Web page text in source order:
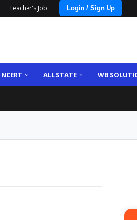
Teacher's Job Login / Sign Up
NCERT ALL STATE WB